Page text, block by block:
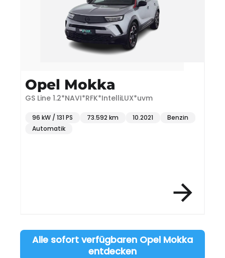
Opel Mokka
GS Line 1.2*NAVI*RFK*IntelliLUX*uvm
96 kW / 131 PS 73.592 km 10.2021
Benzin
Automatik
Alle sofort verfügbaren Opel Mokka
entdecken